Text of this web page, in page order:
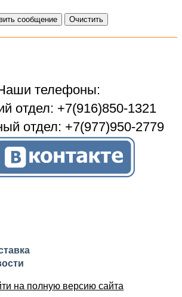
телефоны:
отдел: +7(916)850-1321
отдел: +7(977)950-2779
на полную версию сайта